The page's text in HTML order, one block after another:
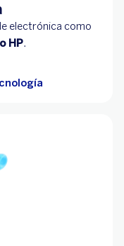
electrónica como
HP.